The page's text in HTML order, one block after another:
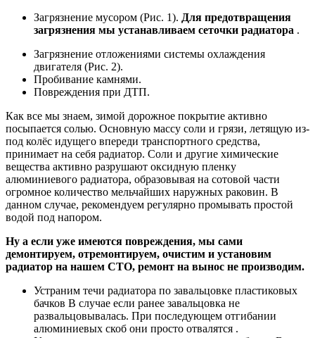
Загрязнение мусором (Рис. 1). Для предотвращения
загрязнения мы устанавливаем сеточки радиатора .
Загрязнение отложениями системы охлаждения
двигателя (Рис. 2).
Пробивание камнями.
Повреждения при ДТП.
Как все мы знаем, зимой дорожное покрытие активно
посыпается солью. Основную массу соли и грязи, летящую из-
под колёс идущего впереди транспортного средства,
принимает на себя радиатор. Соли и другие химические
вещества активно разрушают оксидную пленку
алюминиевого радиатора, образовывая на сотовой части
огромное количество мельчайших наружных раковин. В
данном случае, рекомендуем регулярно промывать простой
водой под напором.
Ну а если уже имеются повреждения, мы сами
демонтируем, отремонтируем, очистим и установим
радиатор на нашем СТО, ремонт на вынос не производим.
Устраним течи радиатора по завальцовке пластиковых
бачков В случае если ранее завальцовка не
развальцовывалась. При последующем отгибании
алюминиевых скоб они просто отвалятся .